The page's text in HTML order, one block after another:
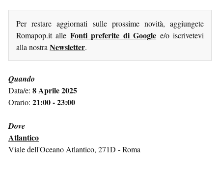
Per restare aggiornati sulle prossime novità, aggiungete
Romapop.it alle Fonti preferite di Google e/o iscrivetevi
alla nostra Newsletter.
Quando
Data/e: 8 Aprile 2025
Orario: 21:00 - 23:00
Dove
Atlantico
Viale dell'Oceano Atlantico, 271D - Roma